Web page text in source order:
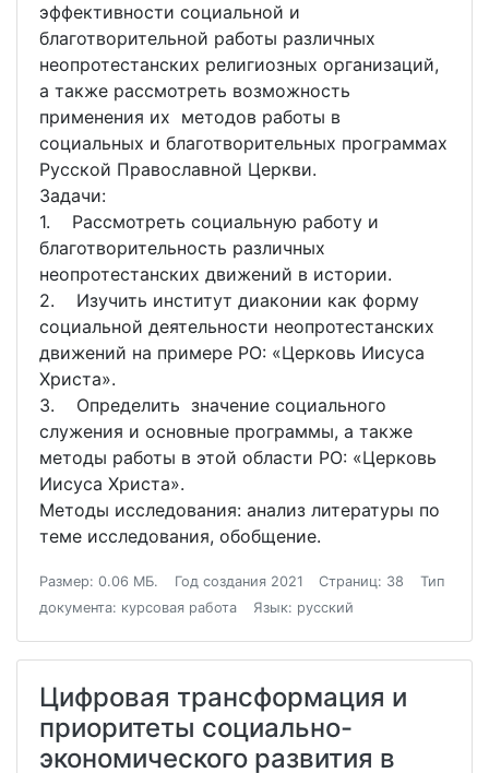
эффективности социальной и
благотворительной работы различных
неопротестанских религиозных организаций,
а также рассмотреть возможность
применения их методов работы в
социальных и благотворительных программах
Русской Православной Церкви.
Задачи:
1. Рассмотреть социальную работу и
благотворительность различных
неопротестанских движений в истории.
2. Изучить институт диаконии как форму
социальной деятельности неопротестанских
движений на примере РО: «Церковь Иисуса
Христа».
3. Определить значение социального
служения и основные программы, а также
методы работы в этой области РО: «Церковь
Иисуса Христа».
Методы исследования: анализ литературы по
теме исследования, обобщение.
Размер: 0.06 МБ. Год создания 2021 Страниц: 38
Тип
документа: курсовая работа
Язык: русский
Цифровая трансформация и
приоритеты социально-
экономического развития в